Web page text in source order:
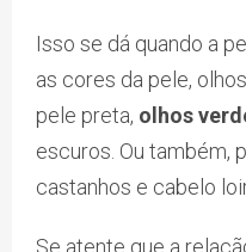
Isso se dá quando a
as cores da pele,
pele preta, olhos
escuros. Ou também,
castanhos e cabelo
Se atente que a